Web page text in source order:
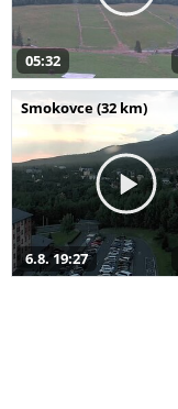
05:32
Smokovce (32 km)
6.8. 19:27